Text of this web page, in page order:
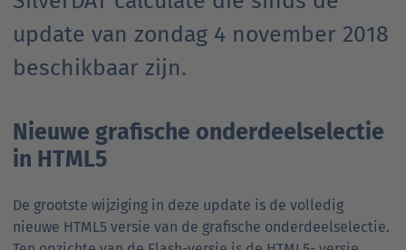
update van zondag 4 november 2018
beschikbaar zijn.
Nieuwe grafische onderdeelselectie
in HTML5
De grootste wijziging in deze update is de volledig
nieuwe HTML5 versie van de grafische onderdeelselectie.